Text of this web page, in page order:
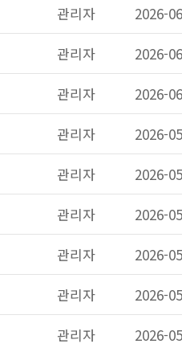
관리자 2026-
관리자 2026-
관리자 2026-
관리자 2026-
관리자 2026-
관리자 2026-
관리자 2026-
관리자 2026-
관리자 2026-